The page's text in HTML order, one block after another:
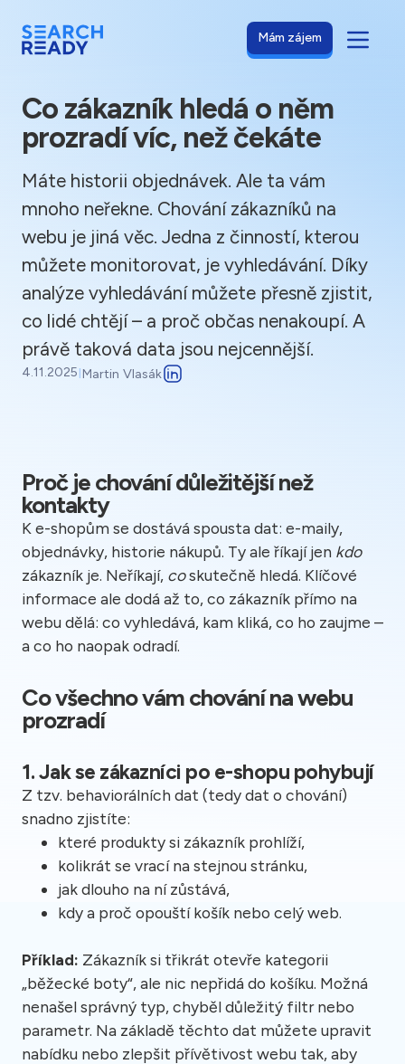
Mám zájem
Co zákazník hledá o něm
prozradí víc, než čekáte
Máte historii objednávek. Ale ta vám
mnoho neřekne. Chování zákazníků na
webu je jiná věc. Jedna z činností, kterou
můžete monitorovat, je vyhledávání. Díky
analýze vyhledávání můžete přesně zjistit,
co lidé chtějí – a proč občas nenakoupí. A
právě taková data jsou nejcennější.
4.11.2025IMartin Vlasák
Proč je chování důležitější než
kontakty
K e-shopům se dostává spousta dat: e-maily,
objednávky, historie nákupů. Ty ale říkají jen kdo
zákazník je. Neříkají, coskutečně hledá. Klíčové
informace ale dodá až to, co zákazník přímo na
webu dělá: co vyhledává, kam kliká, co ho zaujme –
a co ho naopak odradí.
Co všechno vám chování na webu
prozradí
1. Jak se zákazníci po e-shopu pohybují
Z tzv. behaviorálních dat (tedy dat o chování)
snadno zjistíte:
které produkty si zákazník prohlíží,
kolikrát se vrací na stejnou stránku,
jak dlouho na ní zůstává,
kdy a proč opouští košík nebo celý web.
Příklad: Zákazník si třikrát otevře kategorii
„běžecké boty“, ale nic nepřidá do košíku. Možná
nenašel správný typ, chyběl důležitý filtr nebo
parametr. Na základě těchto dat můžete upravit
nabídku nebo zlepšit přívětivost webu tak, aby